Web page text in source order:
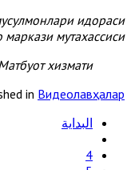
идораси
маркази мутахассиси.
хизмати
in Видеолавҳалар
البداية
4